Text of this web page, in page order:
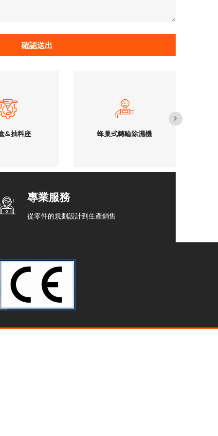
確認送出
&抽料座
盒&抽料座
蜂巢式轉輪除濕機
專業服務
從零件的規劃設計到生產銷售